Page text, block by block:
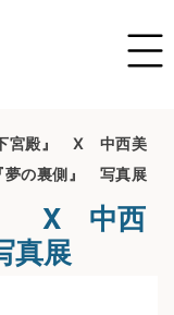
宮殿』 X 中西美
夢の裏側』 写真展
』 X 中西
真展